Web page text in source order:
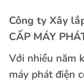
Công ty Xây
CẤP MÁY
Với nhiều năm
máy phát điện